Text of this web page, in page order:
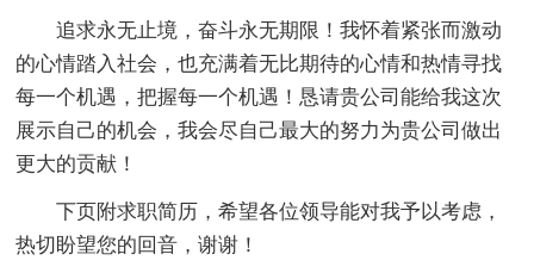
追求永无止境，奋斗永无期限！我怀着紧张而激动
的心情踏入社会，也充满着无比期待的心情和热情寻找
每一个机遇，把握每一个机遇！恳请贵公司能给我这次
展示自己的机会，我会尽自己最大的努力为贵公司做出
更大的贡献！
下页附求职简历，希望各位领导能对我予以考虑，
热切盼望您的回音，谢谢！